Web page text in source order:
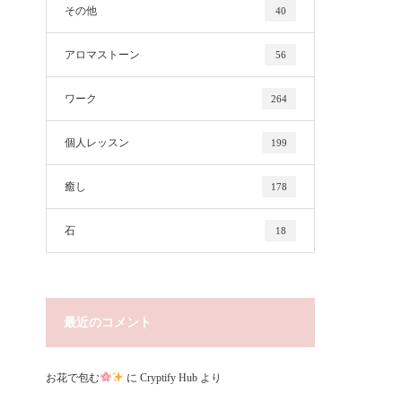
その他 40
アロマストーン 56
ワーク 264
個人レッスン 199
癒し 178
石 18
最近のコメント
お花で包む にCryptify Hub より